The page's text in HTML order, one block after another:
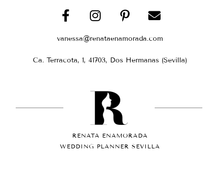
vanessa@renataenamorada.com
Ca. Terracota, 1, 41703, Dos Hermanas (Sevilla)
RENATA ENAMORADA
WEDDING PLANNER SEVILLA